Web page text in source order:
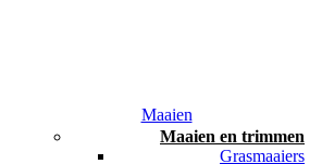
Maaien
Maaien en trimmen
Grasmaaiers